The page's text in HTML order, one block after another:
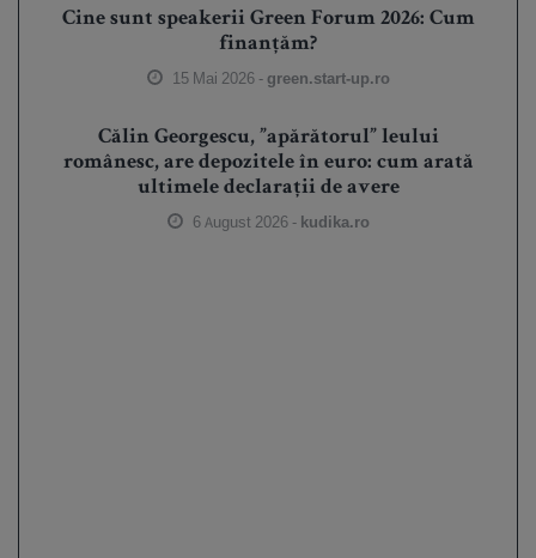
Cine sunt speakerii Green Forum 2026: Cum
finanțăm?
15 Mai 2026 - green.start-up.ro
Călin Georgescu, ”apărătorul” leului
românesc, are depozitele în euro: cum arată
ultimele declarații de avere
6 August 2026 - kudika.ro